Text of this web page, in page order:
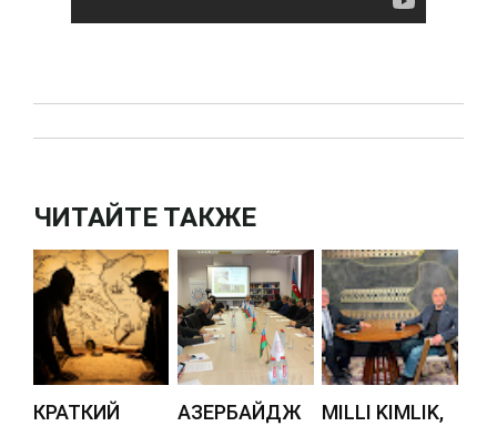
ЧИТАЙТЕ ТАКЖЕ
КРАТКИЙ
АЗЕРБАЙДЖ
MILLI KIMLIK,